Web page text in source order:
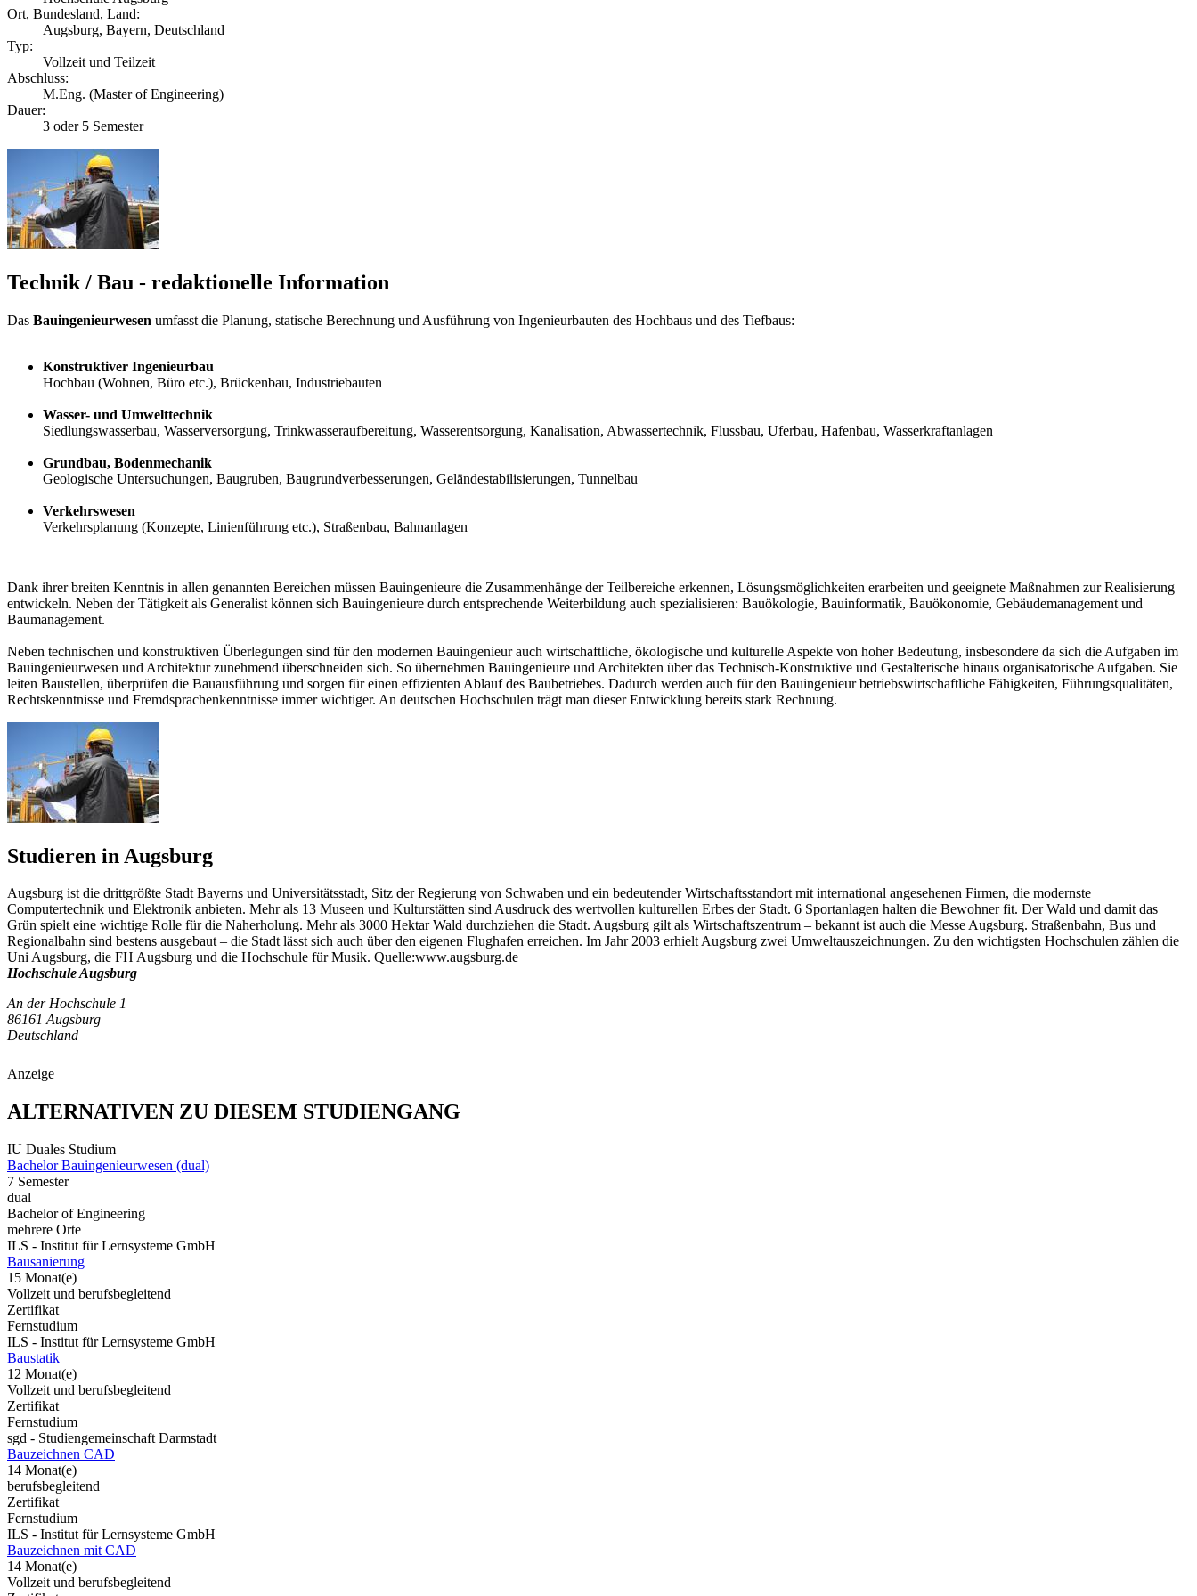
Ort, Bundesland, Land:
Augsburg, Bayern, Deutschland
Typ:
Vollzeit und Teilzeit
Abschluss:
M.Eng. (Master of Engineering)
Dauer:
3 oder 5 Semester
Technik / Bau - redaktionelle Information
Das Bauingenieurwesen umfasst die Planung, statische Berechnung und Ausführung von Ingenieurbauten des Hochbaus und des Tiefbaus:
Konstruktiver Ingenieurbau
Hochbau (Wohnen, Büro etc.), Brückenbau, Industriebauten
Wasser- und Umwelttechnik
Siedlungswasserbau, Wasserversorgung, Trinkwasseraufbereitung, Wasserentsorgung, Kanalisation, Abwassertechnik, Flussbau, Uferbau, Hafenbau, Wasserkraftanlagen
Grundbau, Bodenmechanik
Geologische Untersuchungen, Baugruben, Baugrundverbesserungen, Geländestabilisierungen, Tunnelbau
Verkehrswesen
Verkehrsplanung (Konzepte, Linienführung etc.), Straßenbau, Bahnanlagen
Dank ihrer breiten Kenntnis in allen genannten Bereichen müssen Bauingenieure die Zusammenhänge der Teilbereiche erkennen, Lösungsmöglichkeiten erarbeiten und geeignete Maßnahmen zur Realisierung
entwickeln. Neben der Tätigkeit als Generalist können sich Bauingenieure durch entsprechende Weiterbildung auch spezialisieren: Bauökologie, Bauinformatik, Bauökonomie, Gebäudemanagement und
Baumanagement.
Neben technischen und konstruktiven Überlegungen sind für den modernen Bauingenieur auch wirtschaftliche, ökologische und kulturelle Aspekte von hoher Bedeutung, insbesondere da sich die Aufgaben im
Bauingenieurwesen und Architektur zunehmend überschneiden sich. So übernehmen Bauingenieure und Architekten über das Technisch-Konstruktive und Gestalterische hinaus organisatorische Aufgaben. Sie
leiten Baustellen, überprüfen die Bauausführung und sorgen für einen effizienten Ablauf des Baubetriebes. Dadurch werden auch für den Bauingenieur betriebswirtschaftliche Fähigkeiten, Führungsqualitäten,
Rechtskenntnisse und Fremdsprachenkenntnisse immer wichtiger. An deutschen Hochschulen trägt man dieser Entwicklung bereits stark Rechnung.
Studieren in Augsburg
Augsburg ist die drittgrößte Stadt Bayerns und Universitätsstadt, Sitz der Regierung von Schwaben und ein bedeutender Wirtschaftsstandort mit international angesehenen Firmen, die modernste
Computertechnik und Elektronik anbieten. Mehr als 13 Museen und Kulturstätten sind Ausdruck des wertvollen kulturellen Erbes der Stadt. 6 Sportanlagen halten die Bewohner fit. Der Wald und damit das
Grün spielt eine wichtige Rolle für die Naherholung. Mehr als 3000 Hektar Wald durchziehen die Stadt. Augsburg gilt als Wirtschaftszentrum – bekannt ist auch die Messe Augsburg. Straßenbahn, Bus und
Regionalbahn sind bestens ausgebaut – die Stadt lässt sich auch über den eigenen Flughafen erreichen. Im Jahr 2003 erhielt Augsburg zwei Umweltauszeichnungen. Zu den wichtigsten Hochschulen zählen die
Uni Augsburg, die FH Augsburg und die Hochschule für Musik. Quelle:www.augsburg.de
Hochschule Augsburg
An der Hochschule 1
86161 Augsburg
Deutschland
Anzeige
ALTERNATIVEN ZU DIESEM STUDIENGANG
IU Duales Studium
Bachelor Bauingenieurwesen (dual)
7 Semester
dual
Bachelor of Engineering
mehrere Orte
ILS - Institut für Lernsysteme GmbH
Bausanierung
15 Monat(e)
Vollzeit und berufsbegleitend
Zertifikat
Fernstudium
ILS - Institut für Lernsysteme GmbH
Baustatik
12 Monat(e)
Vollzeit und berufsbegleitend
Zertifikat
Fernstudium
sgd - Studiengemeinschaft Darmstadt
Bauzeichnen CAD
14 Monat(e)
berufsbegleitend
Zertifikat
Fernstudium
ILS - Institut für Lernsysteme GmbH
Bauzeichnen mit CAD
14 Monat(e)
Vollzeit und berufsbegleitend